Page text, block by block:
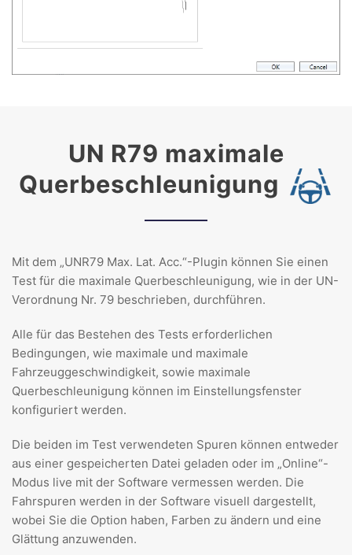
UN R79 maximale
Querbeschleunigung
Mit dem „UNR79 Max. Lat. Acc.“-Plugin können Sie einen
Test für die maximale Querbeschleunigung, wie in der UN-
Verordnung Nr. 79 beschrieben, durchführen.
Alle für das Bestehen des Tests erforderlichen
Bedingungen, wie maximale und maximale
Fahrzeuggeschwindigkeit, sowie maximale
Querbeschleunigung können im Einstellungsfenster
konfiguriert werden.
Die beiden im Test verwendeten Spuren können entweder
aus einer gespeicherten Datei geladen oder im „Online“-
Modus live mit der Software vermessen werden. Die
Fahrspuren werden in der Software visuell dargestellt,
wobei Sie die Option haben, Farben zu ändern und eine
Glättung anzuwenden.